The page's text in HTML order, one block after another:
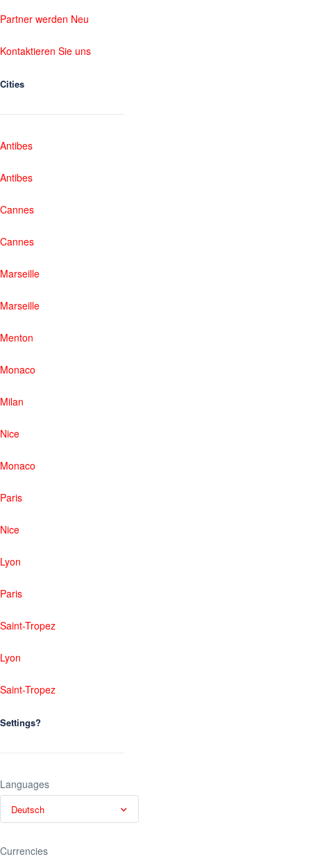
Partner werden Neu
Kontaktieren Sie uns
Cities
Antibes
Antibes
Cannes
Cannes
Marseille
Marseille
Menton
Monaco
Milan
Nice
Monaco
Paris
Nice
Lyon
Paris
Saint-Tropez
Lyon
Saint-Tropez
Settings?
Languages
Deutsch
Currencies